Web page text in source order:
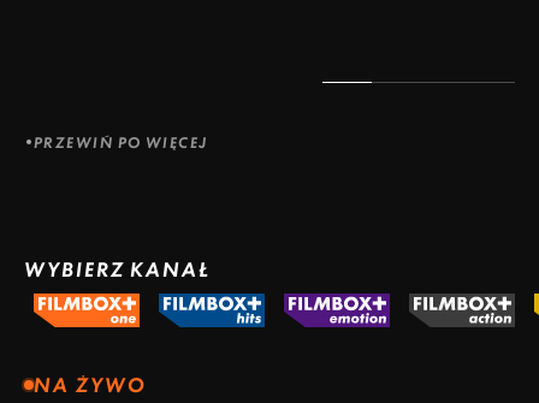
PRZEWIŃ PO WIĘCEJ
WYBIERZ KANAŁ
NA ŻYWO